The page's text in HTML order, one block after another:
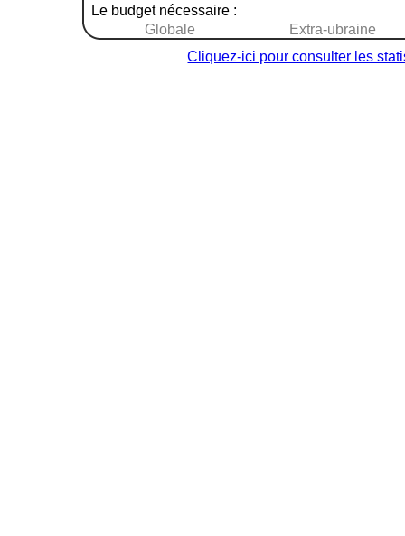
Le budget nécessaire :
Extra-ubraine
Globale
Cliquez-ici pour consulter les